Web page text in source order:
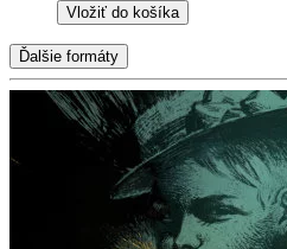
Vložiť do košíka
Ďalšie formáty